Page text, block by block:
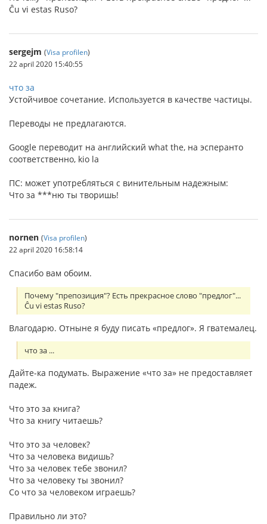
Ĉu vi estas Ruso?
sergejm (Visa profilen)
22 april 2020 15:40:55
что за
Устойчивое сочетание. Используется в качестве частицы.
Переводы не предлагаются.
Google переводит на английский what the, на эсперанто
соответственно, kio la
ПС: может употребляться с винительным надежным:
Что за ***ню ты творишь!
nornen (Visa profilen)
22 april 2020 16:58:14
Спасибо вам обоим.
Почему "препозиция"? Есть прекрасное слово "предлог"...
Ĉu vi estas Ruso?
Влагодарю. Отныне я буду писать «предлог». Я гватемалец.
что за ...
Дайте-ка подумать. Выражение «что за» не предоставляет
падеж.
Что это за книга?
Что за книгу читаешь?
Что это за человек?
Что за человека видишь?
Что за человек тебе звонил?
Что за человеку ты звонил?
Со что за человеком играешь?
Правильно ли это?